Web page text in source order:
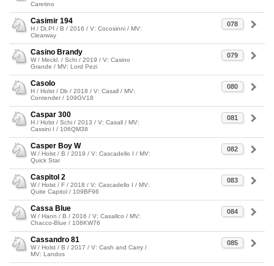
Caretino
078
Casimir 194
H / Dt.Pf / B / 2016 / V: Cocosinni / MV:
Clearway
079
Casino Brandy
W / Meckl. / Schi / 2019 / V: Casino
Grande / MV: Lord Pezi
080
Casolo
H / Holst / Db / 2018 / V: Casall / MV:
Contender / 109GV18
081
Caspar 300
H / Holst / Schi / 2013 / V: Casall / MV:
Cassini I / 106QM38
082
Casper Boy W
W / Holst / B / 2019 / V: Cascadello I / MV:
Quick Star
083
Caspitol 2
W / Holst / F / 2018 / V: Cascadello I / MV:
Quite Capitol / 109BF96
084
Cassa Blue
W / Hann / B / 2016 / V: Casallco / MV:
Chacco-Blue / 108KW76
085
Cassandro 81
W / Holst / B / 2017 / V: Cash and Carry /
MV: Landos